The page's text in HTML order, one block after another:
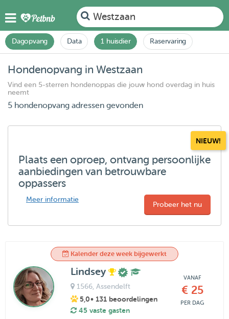
Westzaan
Dagopvang Data 1 huisdier Raservaring
Hondenopvang in Westzaan
Vind een 5-sterren hondenoppas die jouw hond overdag in huis
neemt
5 hondenopvang adressen gevonden
NIEUW!
Plaats een oproep, ontvang persoonlijke
aanbiedingen van betrouwbare
oppassers
Meer informatie
Probeer het nu
Kalender deze week bijgewerkt
Lindsey
1566, Assendelft
5,0• 131 beoordelingen
45 vaste gasten
VANAF
€ 25
PER DAG